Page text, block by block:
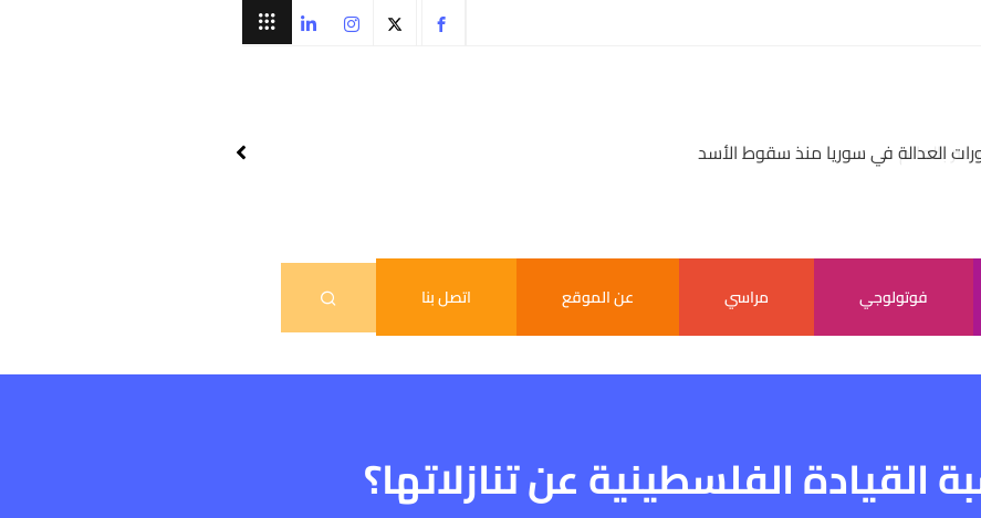
سر بالعالم
فوتولوجي مراسي عن الموقع اتصل بنا
الفلسطينية عن تنازلاتها؟